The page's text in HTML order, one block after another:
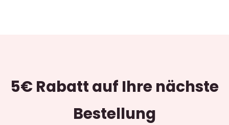
5€ Rabattauf Ihre nächste
Bestellung